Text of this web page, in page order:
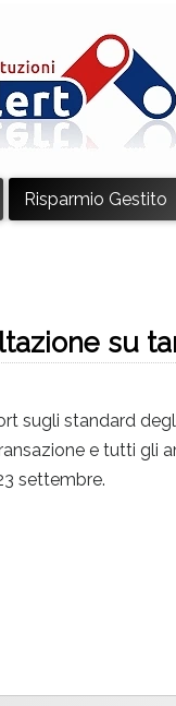
Risparmio Gestito
su
sugli standard
e tutti gli
settembre.